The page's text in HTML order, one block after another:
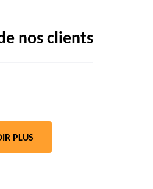
nos clients
PLUS